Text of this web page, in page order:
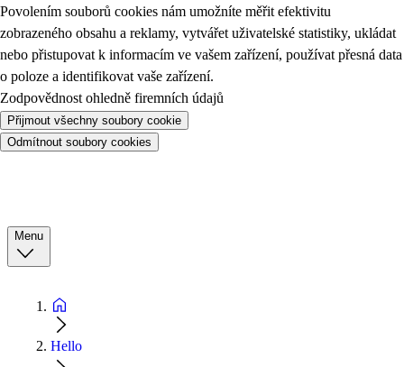
Povolením souborů cookies nám umožníte měřit efektivitu
zobrazeného obsahu a reklamy, vytvářet uživatelské statistiky, ukládat
nebo přistupovat k informacím ve vašem zařízení, používat přesná data
o poloze a identifikovat vaše zařízení.
Zodpovědnost ohledně firemních údajů
Přijmout všechny soubory cookie
Odmítnout soubory cookies
Menu
Hello